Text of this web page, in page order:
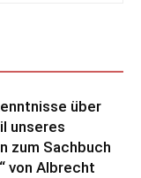
über
unseres
zum Sachbuch
von Albrecht